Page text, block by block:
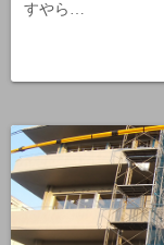
すやら…